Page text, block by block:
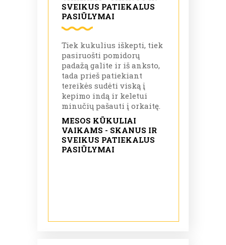
SVEIKUS PATIEKALUS
PASIŪLYMAI
Tiek kukulius iškepti, tiek
pasiruošti pomidorų
padažą galite ir iš anksto,
tada prieš patiekiant
tereikės sudėti viską į
kepimo indą ir keletui
minučių pašauti į orkaitę.
MESOS KŪKULIAI
VAIKAMS - SKANUS IR
SVEIKUS PATIEKALUS
PASIŪLYMAI